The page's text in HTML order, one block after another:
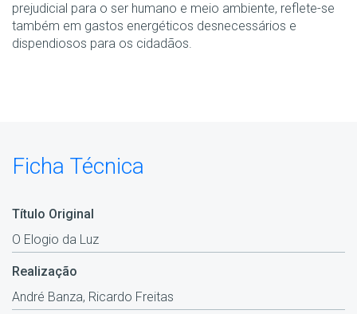
prejudicial para o ser humano e meio ambiente, reflete-se
também em gastos energéticos desnecessários e
dispendiosos para os cidadãos.
Ficha Técnica
Título Original
O Elogio da Luz
Realização
André Banza, Ricardo Freitas